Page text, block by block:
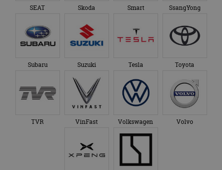
SEAT Skoda Smart SsangYong
Subaru Suzuki Tesla Toyota
TVR VinFast Volkswagen Volvo